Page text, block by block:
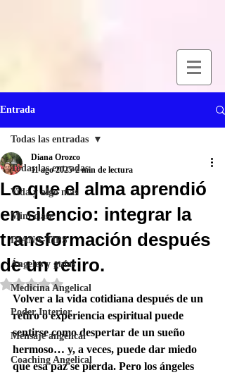
Entrada
Todas las entradas
Vida y algo más
Mini clase
DIANA-TIPS
Ángeles y guías
Medicina Angelical
Poder Interior
Mensaje angelical
Coaching Angelical
Todas las entradas
Lo que el alma aprendió
en silencio: integrar la
transformación después
de un retiro.
Diana Orozco
11 ago 2025 2 min de lectura
Obtuvo NaN de 5 estrellas.
Volver a la vida cotidiana después de un
retiro o experiencia espiritual puede
sentirse como despertar de un sueño
hermoso… y, a veces, puede dar miedo
que esa paz se pierda. Pero los ángeles